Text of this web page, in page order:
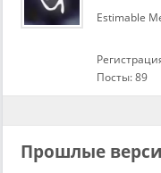
Estimable
Посты: 89
Прошлые